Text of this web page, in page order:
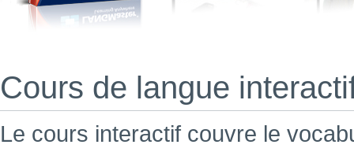
Cours de langue
Le cours interactif couvre le